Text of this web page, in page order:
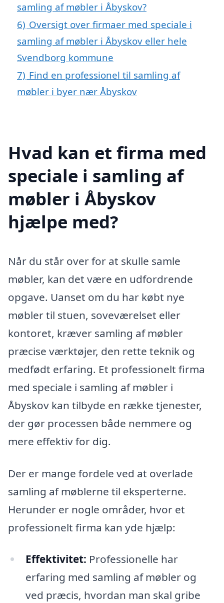
samling af møbler i Åbyskov?
6) Oversigt over firmaer med speciale i
samling af møbler i Åbyskov eller hele
Svendborg kommune
7) Find en professionel til samling af
møbler i byer nær Åbyskov
Hvad kan et firma med
speciale i samling af
møbler i Åbyskov
hjælpe med?
Når du står over for at skulle samle
møbler, kan det være en udfordrende
opgave. Uanset om du har købt nye
møbler til stuen, soveværelset eller
kontoret, kræver samling af møbler
præcise værktøjer, den rette teknik og
medfødt erfaring. Et professionelt firma
med speciale i samling af møbler i
Åbyskov kan tilbyde en række tjenester,
der gør processen både nemmere og
mere effektiv for dig.
Der er mange fordele ved at overlade
samling af møblerne til eksperterne.
Herunder er nogle områder, hvor et
professionelt firma kan yde hjælp:
Effektivitet: Professionelle har
erfaring med samling af møbler og
ved præcis, hvordan man skal gribe